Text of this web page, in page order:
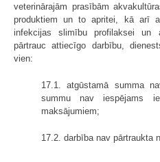
veterinārajām prasībām
produktiem un to apritei, kā arī
infekcijas slimību profilaksei
pārtrauc attiecīgo darbību,
vien:
17.1. atgūstamā summa
summu nav iespējams
maksājumiem;
17.2. darbība nav pārtraukta